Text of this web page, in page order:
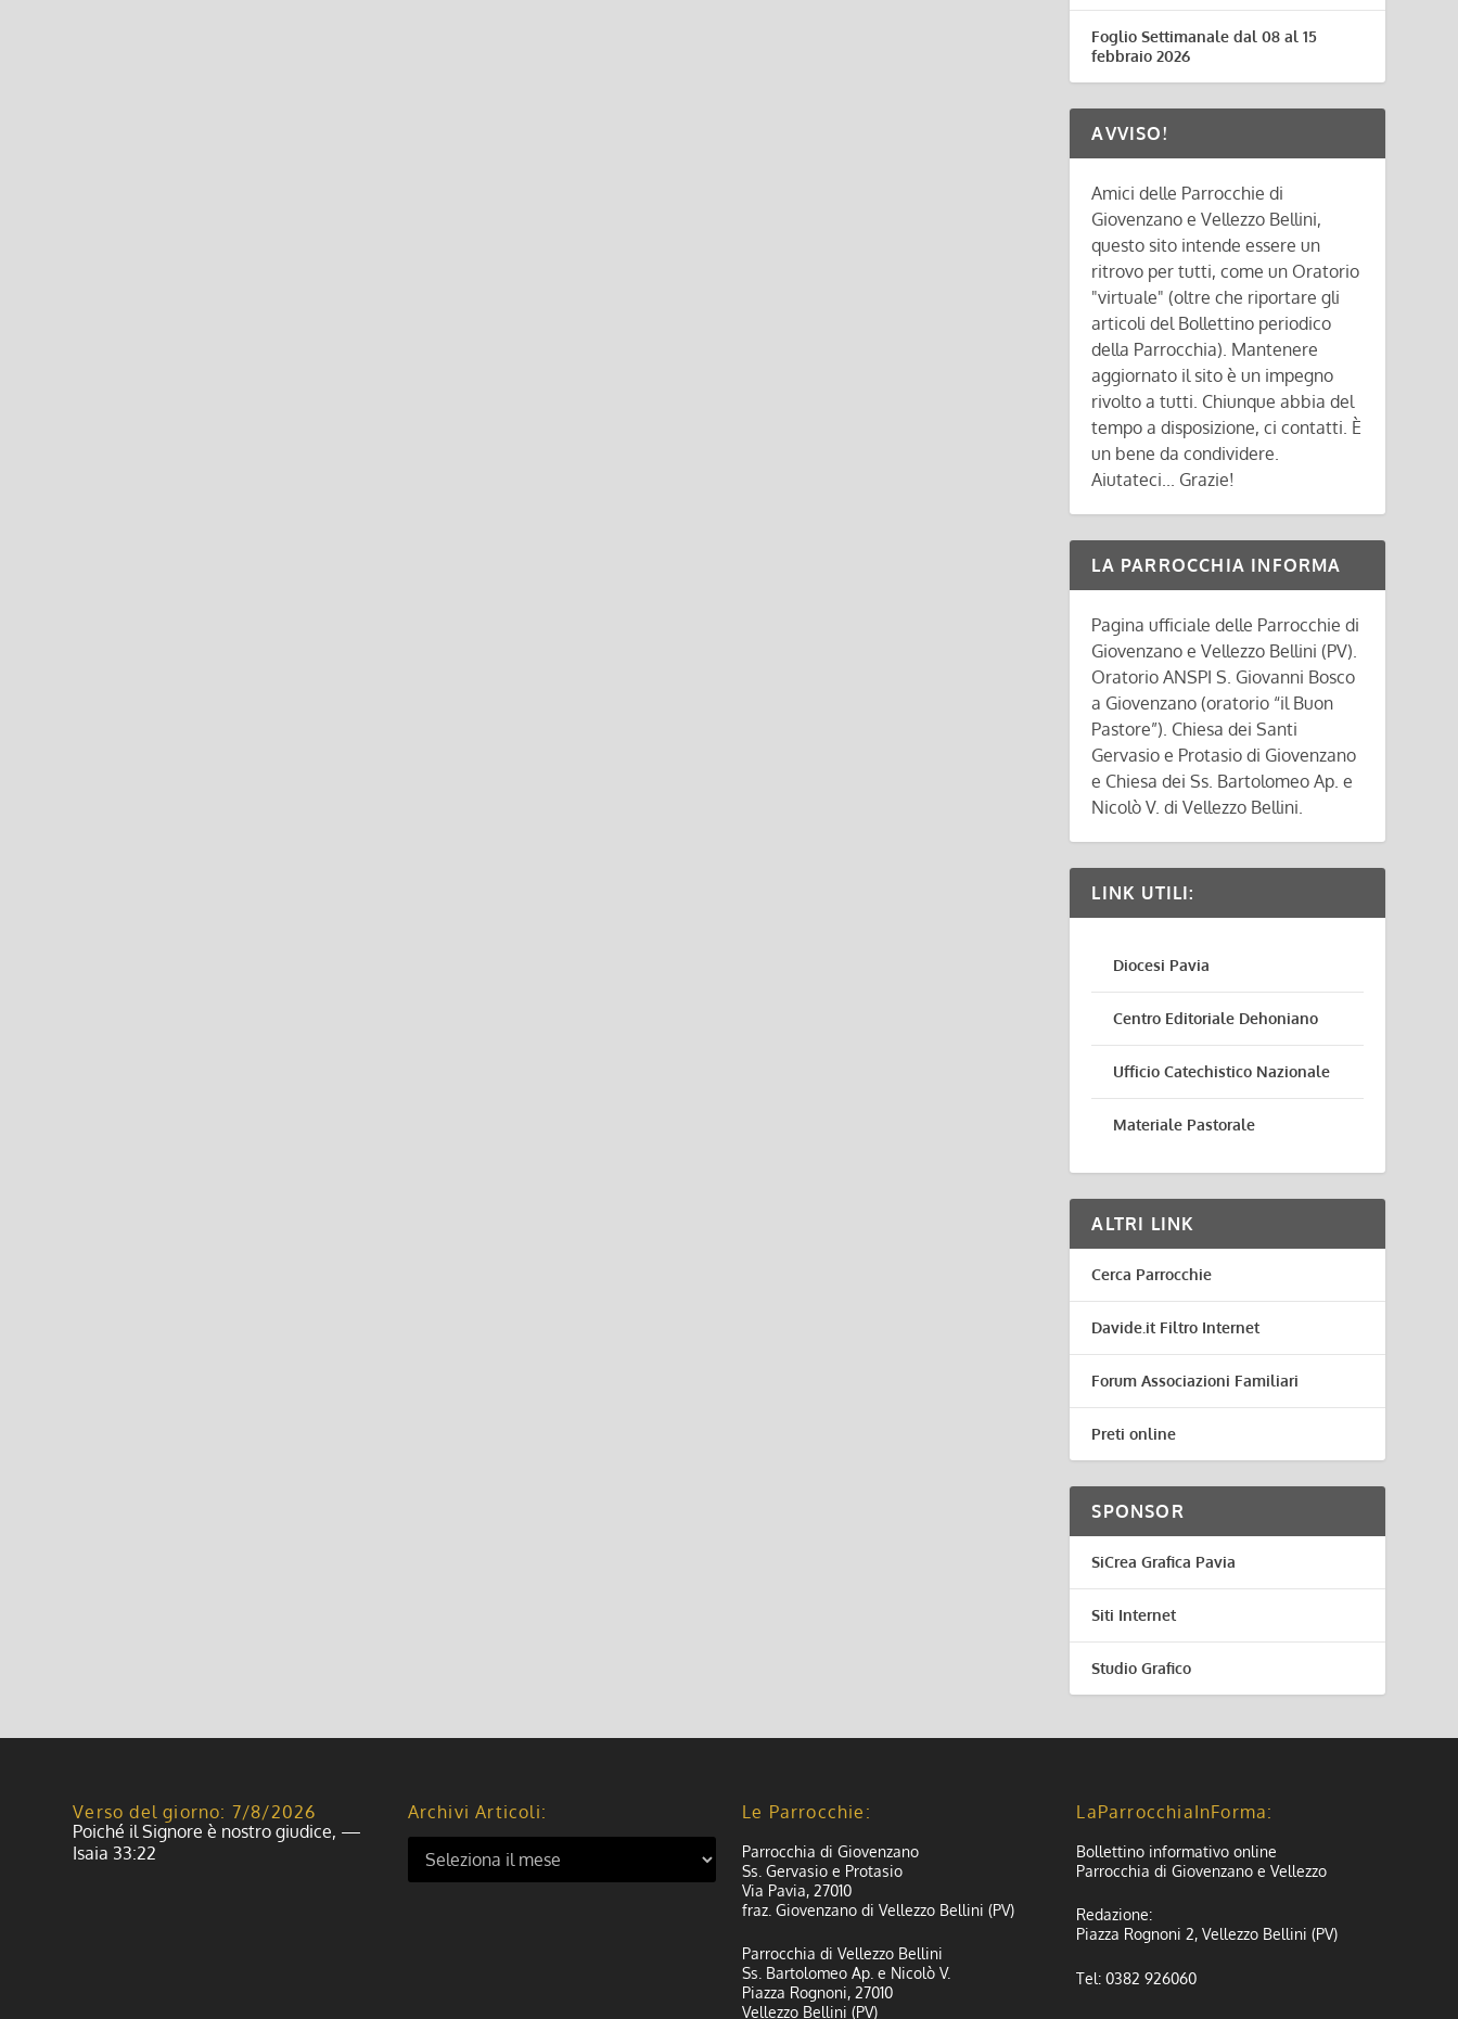
Foglio Settimanale dal 08 al 15
febbraio 2026
AVVISO!
Amici delle Parrocchie di
Giovenzano e Vellezzo Bellini,
questo sito intende essere un
ritrovo per tutti, come un Oratorio
"virtuale" (oltre che riportare gli
articoli del Bollettino periodico
della Parrocchia). Mantenere
aggiornato il sito è un impegno
rivolto a tutti. Chiunque abbia del
tempo a disposizione, ci contatti. È
un bene da condividere.
Aiutateci... Grazie!
LA PARROCCHIA INFORMA
Pagina ufficiale delle Parrocchie di
Giovenzano e Vellezzo Bellini (PV).
Oratorio ANSPI S. Giovanni Bosco
a Giovenzano (oratorio “il Buon
Pastore”). Chiesa dei Santi
Gervasio e Protasio di Giovenzano
e Chiesa dei Ss. Bartolomeo Ap. e
Nicolò V. di Vellezzo Bellini.
LINK UTILI:
Diocesi Pavia
Centro Editoriale Dehoniano
Ufficio Catechistico Nazionale
Materiale Pastorale
ALTRI LINK
Cerca Parrocchie
Davide.it Filtro Internet
Forum Associazioni Familiari
Preti online
SPONSOR
SiCrea Grafica Pavia
Siti Internet
Studio Grafico
Verso del giorno: 7/8/2026
Poiché il Signore è nostro giudice, —
Isaia 33:22
Archivi Articoli: Le Parrocchie:
Parrocchia di Giovenzano
Ss. Gervasio e Protasio
Via Pavia, 27010
fraz. Giovenzano di Vellezzo Bellini (PV)
Parrocchia di Vellezzo Bellini
Ss. Bartolomeo Ap. e Nicolò V.
Piazza Rognoni, 27010
Vellezzo Bellini (PV)
LaParrocchiaInForma:
Bollettino informativo online
Parrocchia di Giovenzano e Vellezzo
Redazione:
Piazza Rognoni 2, Vellezzo Bellini (PV)
Tel: 0382 926060